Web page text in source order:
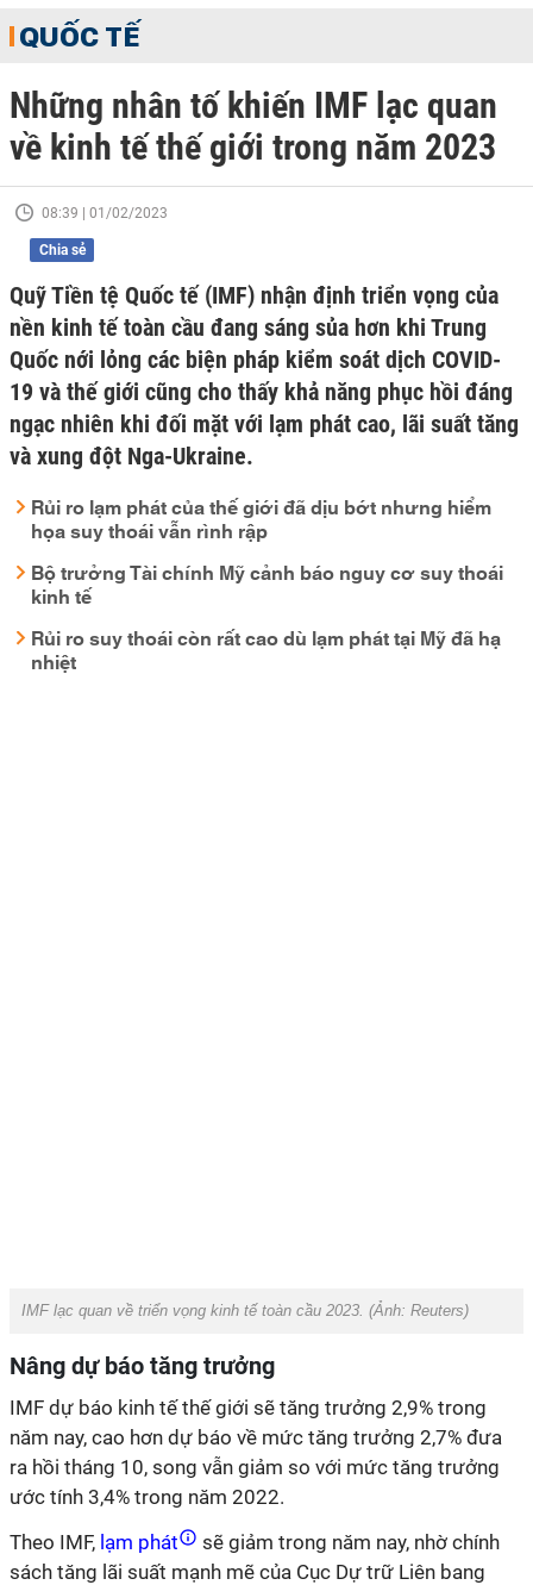
QUỐC TẾ
Những nhân tố khiến IMF lạc quan
về kinh tế thế giới trong năm 2023
08:39 | 01/02/2023
Chia sẻ
Quỹ Tiền tệ Quốc tế (IMF) nhận định triển vọng của
nền kinh tế toàn cầu đang sáng sủa hơn khi Trung
Quốc nới lỏng các biện pháp kiểm soát dịch COVID-
19 và thế giới cũng cho thấy khả năng phục hồi đáng
ngạc nhiên khi đối mặt với lạm phát cao, lãi suất tăng
và xung đột Nga-Ukraine.
Rủi ro lạm phát của thế giới đã dịu bớt nhưng hiểm
họa suy thoái vẫn rình rập
Bộ trưởng Tài chính Mỹ cảnh báo nguy cơ suy thoái
kinh tế
Rủi ro suy thoái còn rất cao dù lạm phát tại Mỹ đã hạ
nhiệt
IMF lạc quan về triển vọng kinh tế toàn cầu 2023. (Ảnh: Reuters)
Nâng dự báo tăng trưởng
IMF dự báo kinh tế thế giới sẽ tăng trưởng 2,9% trong
năm nay, cao hơn dự báo về mức tăng trưởng 2,7% đưa
ra hồi tháng 10, song vẫn giảm so với mức tăng trưởng
ước tính 3,4% trong năm 2022.
Theo IMF, lạm phát
sẽ giảm trong năm nay, nhờ chính
sách tăng lãi suất mạnh mẽ của Cục Dự trữ Liên bang